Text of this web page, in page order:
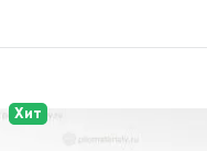
Хит